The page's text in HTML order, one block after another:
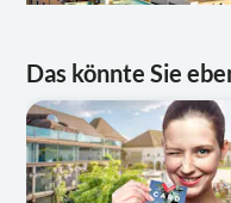
Das könnte Sie